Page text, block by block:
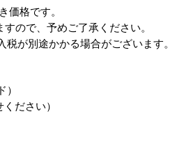
価格です。
ので、予めご了承ください。
が別途かかる場合がございます。
ださい）